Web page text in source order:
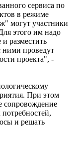
сервиса по
в режиме
могут участники
этого им надо
и разместить
ними проведут
проекта", -
При этом
сопровождение
и решать